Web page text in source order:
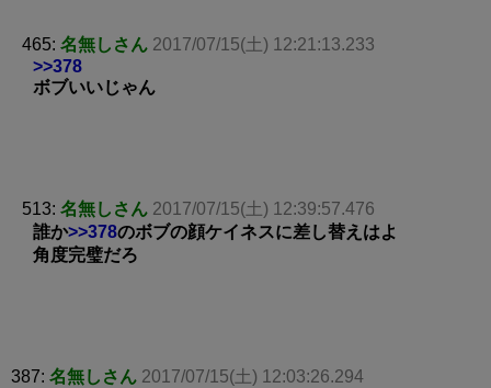
465: 名無しさん 2017/07/15(土) 12:21:13.233
>>378
ボブいいじゃん
513: 名無しさん 2017/07/15(土) 12:39:57.476
誰か>>378のボブの顔ケイネスに差し替えはよ
角度完璧だろ
387: 名無しさん 2017/07/15(土) 12:03:26.294